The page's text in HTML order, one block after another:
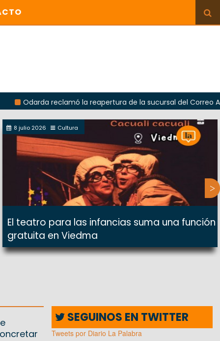
reclamó la reapertura de la sucursal del Correo Argentino
8 julio 2026 Cultura
El teatro para las infancias suma una función
gratuita en Viedma
SEGUINOS EN TWITTER
Tweets por Diario La Palabra